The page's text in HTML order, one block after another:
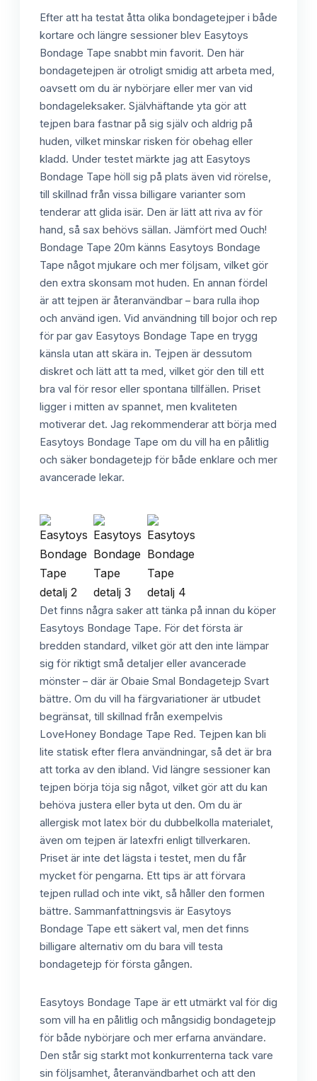
Efter att ha testat åtta olika bondagetejper i både
kortare och längre sessioner blev Easytoys
Bondage Tape snabbt min favorit. Den här
bondagetejpen är otroligt smidig att arbeta med,
oavsett om du är nybörjare eller mer van vid
bondageleksaker. Självhäftande yta gör att
tejpen bara fastnar på sig själv och aldrig på
huden, vilket minskar risken för obehag eller
kladd. Under testet märkte jag att Easytoys
Bondage Tape höll sig på plats även vid rörelse,
till skillnad från vissa billigare varianter som
tenderar att glida isär. Den är lätt att riva av för
hand, så sax behövs sällan. Jämfört med Ouch!
Bondage Tape 20m känns Easytoys Bondage
Tape något mjukare och mer följsam, vilket gör
den extra skonsam mot huden. En annan fördel
är att tejpen är återanvändbar – bara rulla ihop
och använd igen. Vid användning till bojor och rep
för par gav Easytoys Bondage Tape en trygg
känsla utan att skära in. Tejpen är dessutom
diskret och lätt att ta med, vilket gör den till ett
bra val för resor eller spontana tillfällen. Priset
ligger i mitten av spannet, men kvaliteten
motiverar det. Jag rekommenderar att börja med
Easytoys Bondage Tape om du vill ha en pålitlig
och säker bondagetejp för både enklare och mer
avancerade lekar.
Det finns några saker att tänka på innan du köper
Easytoys Bondage Tape. För det första är
bredden standard, vilket gör att den inte lämpar
sig för riktigt små detaljer eller avancerade
mönster – där är Obaie Smal Bondagetejp Svart
bättre. Om du vill ha färgvariationer är utbudet
begränsat, till skillnad från exempelvis
LoveHoney Bondage Tape Red. Tejpen kan bli
lite statisk efter flera användningar, så det är bra
att torka av den ibland. Vid längre sessioner kan
tejpen börja töja sig något, vilket gör att du kan
behöva justera eller byta ut den. Om du är
allergisk mot latex bör du dubbelkolla materialet,
även om tejpen är latexfri enligt tillverkaren.
Priset är inte det lägsta i testet, men du får
mycket för pengarna. Ett tips är att förvara
tejpen rullad och inte vikt, så håller den formen
bättre. Sammanfattningsvis är Easytoys
Bondage Tape ett säkert val, men det finns
billigare alternativ om du bara vill testa
bondagetejp för första gången.
Easytoys Bondage Tape är ett utmärkt val för dig
som vill ha en pålitlig och mångsidig bondagetejp
för både nybörjare och mer erfarna användare.
Den står sig starkt mot konkurrenterna tack vare
sin följsamhet, återanvändbarhet och att den